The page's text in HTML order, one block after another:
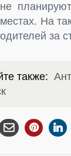
На
за
также: